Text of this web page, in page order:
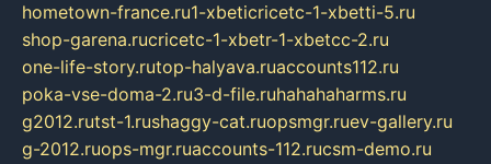
hometown-france.ru1-xbeticricetc-1-xbetti-5.ru
shop-garena.rucricetc-1-xbetr-1-xbetcc-2.ru
one-life-story.rutop-halyava.ruaccounts112.ru
poka-vse-doma-2.ru3-d-file.ruhahahaharms.ru
g2012.rutst-1.rushaggy-cat.ruopsmgr.ruev-gallery.ru
g-2012.ruops-mgr.ruaccounts-112.rucsm-demo.ru